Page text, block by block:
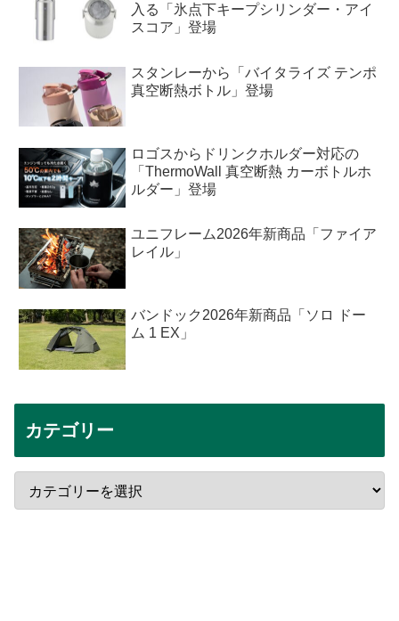
入る「氷点下キープシリンダー・アイ
スコア」登場
スタンレーから「バイタライズ テンポ
真空断熱ボトル」登場
ロゴスからドリンクホルダー対応の
「ThermoWall 真空断熱 カーボトルホ
ルダー」登場
ユニフレーム2026年新商品「ファイア
レイル」
バンドック2026年新商品「ソロ ドー
ム 1 EX」
カテゴリー